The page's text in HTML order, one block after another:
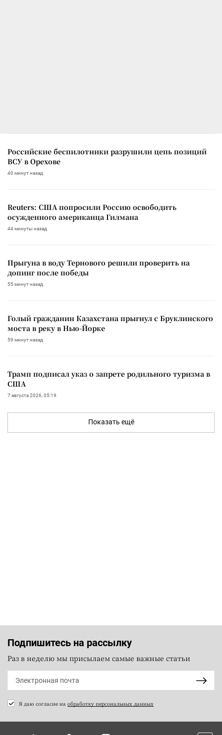
Российские беспилотники разрушили цепь позиций
ВСУ в Орехове
40 минут назад
Reuters: США попросили Россию освободить
осужденного американца Гилмана
44 минуты назад
Прыгуна в воду Тернового решили проверить на
допинг после победы
55 минут назад
Голый гражданин Казахстана прыгнул с Бруклинского
моста в реку в Нью-Йорке
59 минут назад
Трамп подписал указ о запрете родильного туризма в
США
7 августа 2026, 05:19
Показать ещё
Подпишитесь на рассылку
Раз в неделю мы присылаем самые важные статьи
Я даю согласие на обработку персональных данных